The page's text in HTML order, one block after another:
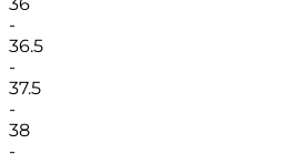
-
36.5
-
37.5
-
38
-